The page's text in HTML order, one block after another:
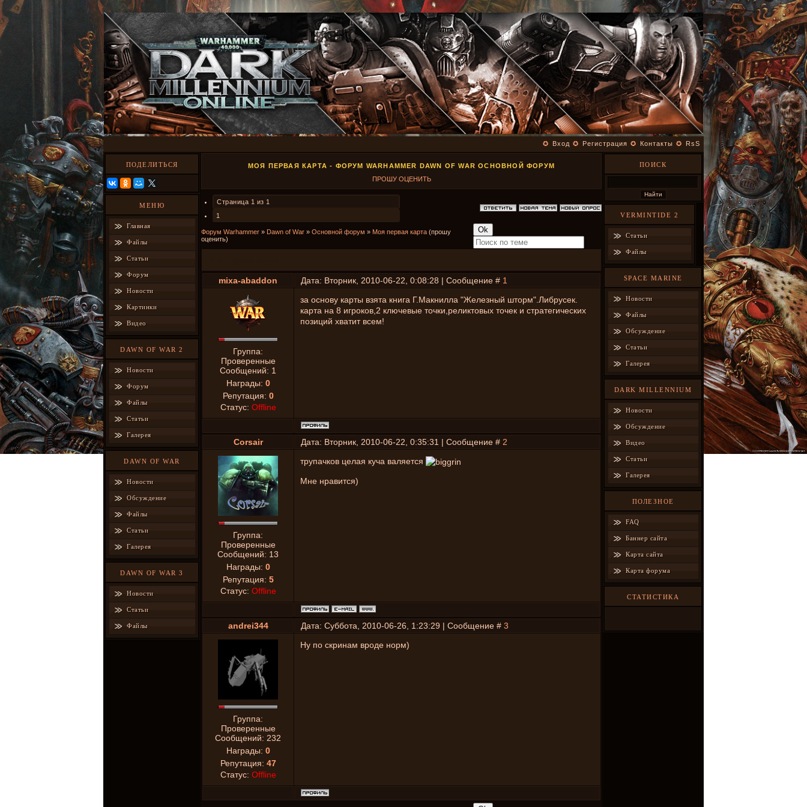
✪ Вход ✪ Регистрация ✪ Контакты ✪ RsS
ПОДЕЛИТЬСЯ
МЕНЮ
Главная
Файлы
Статьи
Форум
Новости
Картинки
Видео
DAWN OF WAR 2
Новости
Форум
Файлы
Статьи
Галерея
DAWN OF WAR
Новости
Обсуждение
Файлы
Статьи
Галерея
DAWN OF WAR 3
Новости
Статьи
Файлы
МОЯ ПЕРВАЯ КАРТА - ФОРУМ WARHAMMER DAWN OF WAR ОСНОВНОЙ ФОРУМ
ПРОШУ ОЦЕНИТЬ
Страница 1 из 1
1
Форум Warhammer » Dawn of War » Основной форум » Моя первая карта (прошу
оценить)
mixa-abaddon Дата: Вторник, 2010-06-22, 0:08:28 | Сообщение # 1
Группа:
Проверенные
Сообщений: 1
Награды: 0
Репутация: 0
Статус: Offline
за основу карты взята книга Г.Макнилла "Железный шторм".Либрусек.
карта на 8 игроков,2 ключевые точки,реликтовых точек и стратегических
позиций хватит всем!
Corsair Дата: Вторник, 2010-06-22, 0:35:31 | Сообщение # 2
Группа:
Проверенные
Сообщений: 13
Награды: 0
Репутация: 5
Статус: Offline
трупачков целая куча валяется
Мне нравится)
andrei344 Дата: Суббота, 2010-06-26, 1:23:29 | Сообщение # 3
Группа:
Проверенные
Сообщений: 232
Награды: 0
Репутация: 47
Статус: Offline
Ну по скринам вроде норм)
ПОИСК
VERMINTIDE 2
Статьи
Файлы
SPACE MARINE
Новости
Файлы
Обсуждение
Статьи
Галерея
DARK MILLENNIUM
Новости
Обсуждение
Видео
Статьи
Галерея
ПОЛЕЗНОЕ
FAQ
Баннер сайта
Карта сайта
Карта форума
СТАТИСТИКА